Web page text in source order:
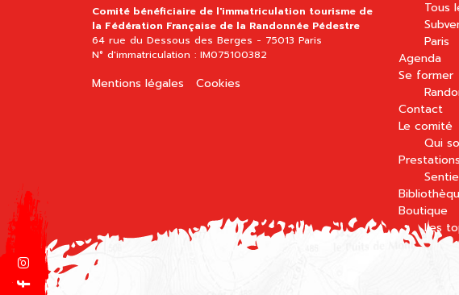
Comité bénéficiaire de l'immatriculation tourisme de
la Fédération Française de la Randonnée Pédestre
64 rue du Dessous des Berges - 75013 Paris
N° d'immatriculation : IM075100382
Mentions légales Cookies
Tous
Paris
Agenda
Se former
Contact
Le comité
Qui
Prestations
Boutique
Les